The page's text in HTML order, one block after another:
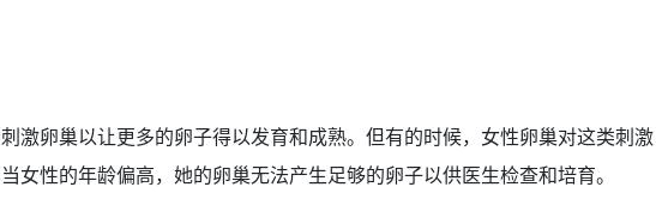
激卵巢以让更多的卵子得以发育和成熟。但有的时候，女性卵巢对这类刺激
女性的年龄偏高，她的卵巢无法产生足够的卵子以供医生检查和培育。